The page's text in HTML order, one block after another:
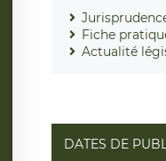
Fiche
Actualité
DATES DE